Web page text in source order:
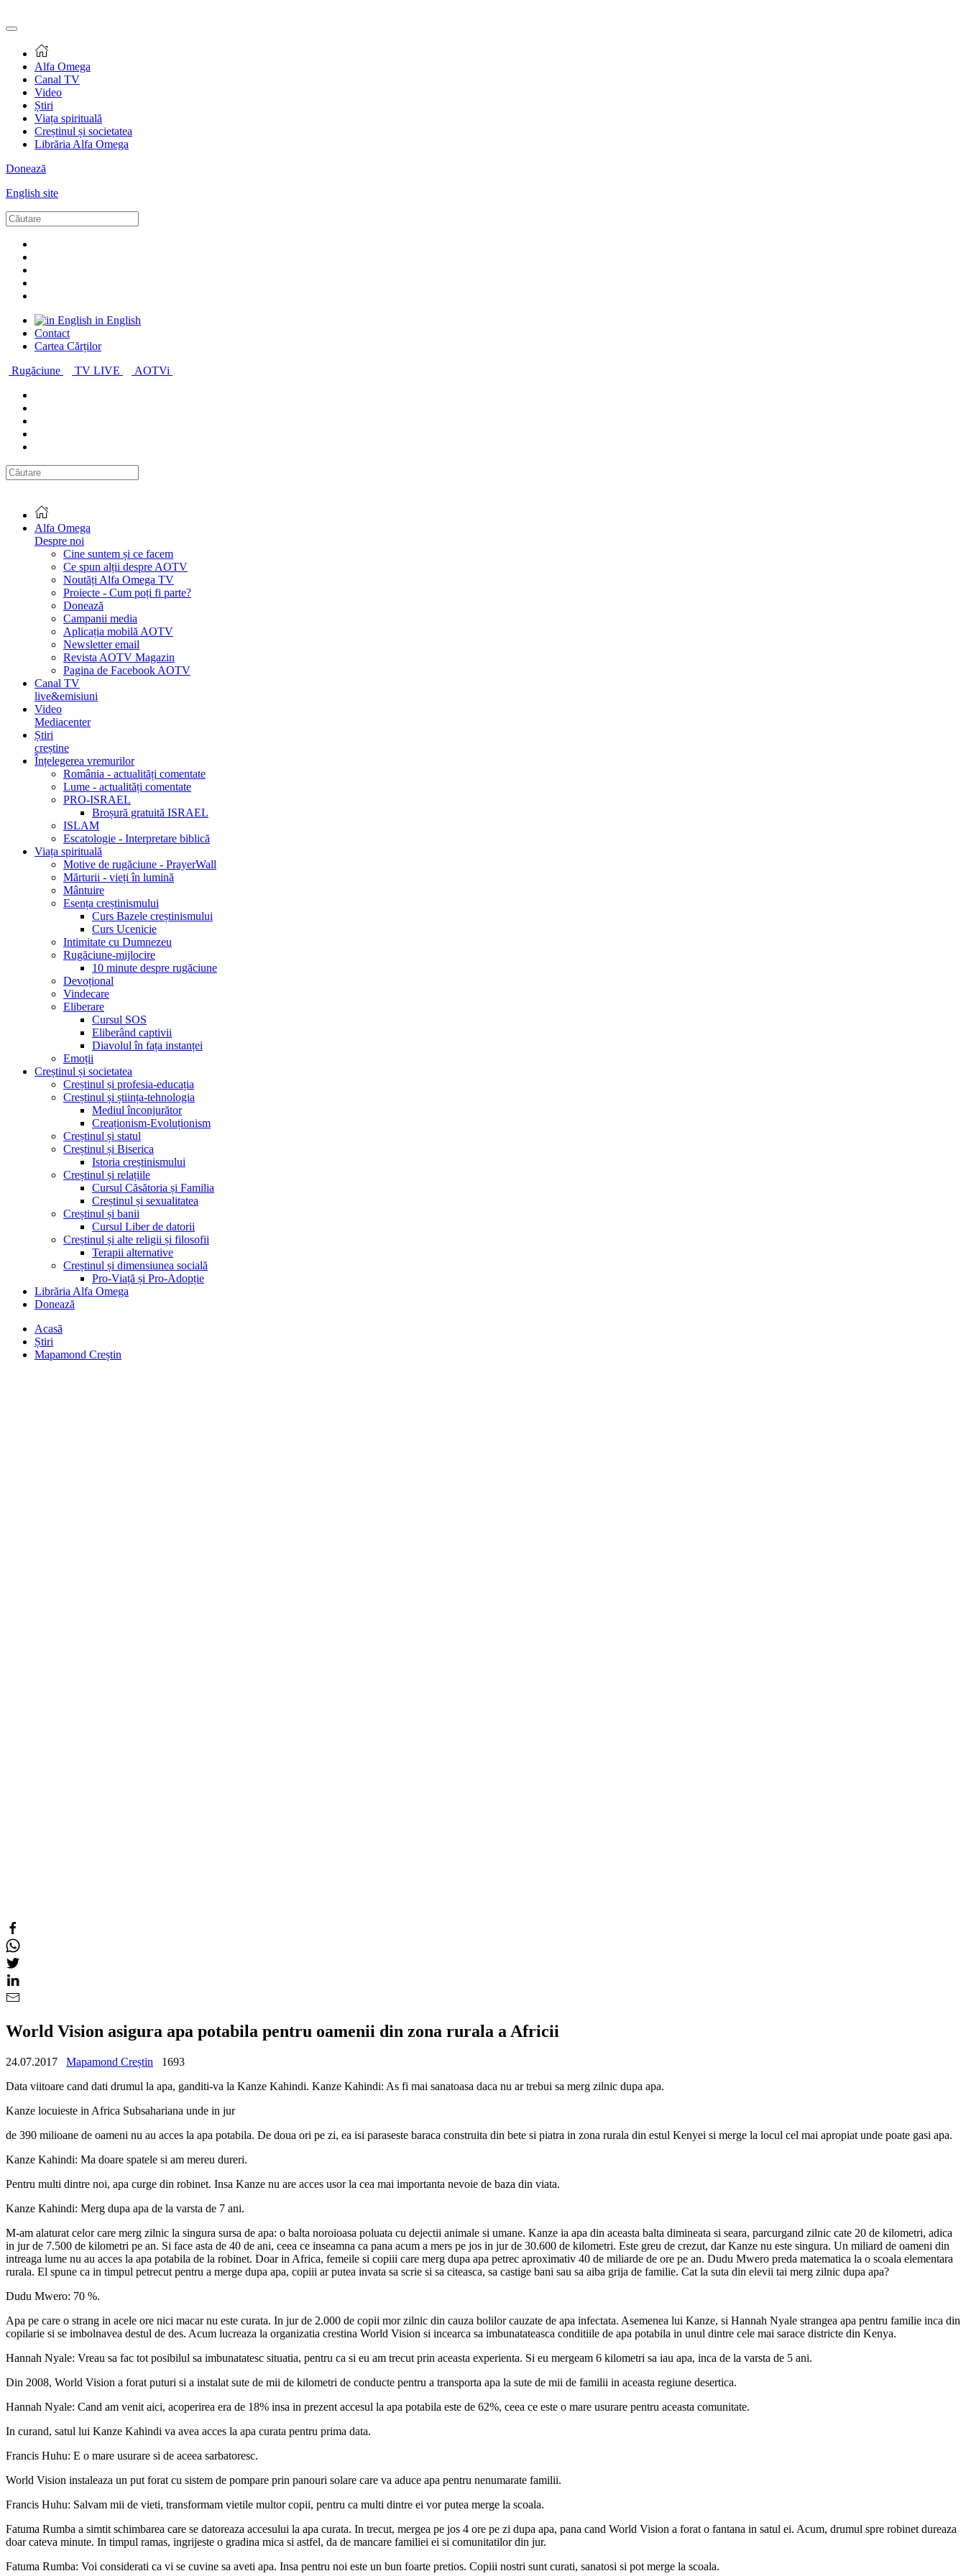
Alfa Omega
Canal TV
Video
Știri
Viața spirituală
Creștinul și societatea
Librăria Alfa Omega
Donează
English site
in English
Contact
Cartea Cărților
Rugăciune
TV LIVE AOTVi
Alfa Omega
Despre noi
Cine suntem și ce facem
Ce spun alții despre AOTV
Noutăți Alfa Omega TV
Proiecte - Cum poți fi parte?
Donează
Campanii media
Aplicația mobilă AOTV
Newsletter email
Revista AOTV Magazin
Pagina de Facebook AOTV
Canal TV
live&emisiuni
Video
Mediacenter
Știri
creștine
Înțelegerea vremurilor
România - actualități comentate
Lume - actualități comentate
PRO-ISRAEL
Broșură gratuită ISRAEL
ISLAM
Escatologie - Interpretare biblică
Viața spirituală
Motive de rugăciune - PrayerWall
Mărturii - vieți în lumină
Mântuire
Esența creștinismului
Curs Bazele creștinismului
Curs Ucenicie
Intimitate cu Dumnezeu
Rugăciune-mijlocire
10 minute despre rugăciune
Devoțional
Vindecare
Eliberare
Cursul SOS
Eliberând captivii
Diavolul în fața instanței
Emoții
Creștinul și societatea
Creștinul și profesia-educația
Creștinul și știința-tehnologia
Mediul înconjurător
Creaționism-Evoluționism
Creștinul și statul
Creștinul și Biserica
Istoria creștinismului
Creștinul și relațiile
Cursul Căsătoria și Familia
Creștinul și sexualitatea
Creștinul și banii
Cursul Liber de datorii
Creștinul și alte religii și filosofii
Terapii alternative
Creștinul și dimensiunea socială
Pro-Viață și Pro-Adopție
Librăria Alfa Omega
Donează
Acasă
Știri
Mapamond Creștin
World Vision asigura apa potabila pentru oamenii din zona rurala a Africii
24.07.2017 Mapamond Creștin
1693
Data viitoare cand dati drumul la apa, ganditi-va la Kanze Kahindi. Kanze Kahindi: As fi mai sanatoasa daca nu ar trebui sa merg zilnic dupa apa.
Kanze locuieste in Africa Subsahariana unde in jur
de 390 milioane de oameni nu au acces la apa potabila. De doua ori pe zi, ea isi paraseste baraca construita din bete si piatra in zona rurala din estul Kenyei si merge la locul cel mai apropiat unde poate gasi apa.
Kanze Kahindi: Ma doare spatele si am mereu dureri.
Pentru multi dintre noi, apa curge din robinet. Insa Kanze nu are acces usor la cea mai importanta nevoie de baza din viata.
Kanze Kahindi: Merg dupa apa de la varsta de 7 ani.
M-am alaturat celor care merg zilnic la singura sursa de apa: o balta noroioasa poluata cu dejectii animale si umane. Kanze ia apa din aceasta balta dimineata si seara, parcurgand zilnic cate 20 de kilometri, adica
in jur de 7.500 de kilometri pe an. Si face asta de 40 de ani, ceea ce inseamna ca pana acum a mers pe jos in jur de 30.600 de kilometri. Este greu de crezut, dar Kanze nu este singura. Un miliard de oameni din
intreaga lume nu au acces la apa potabila de la robinet. Doar in Africa, femeile si copiii care merg dupa apa petrec aproximativ 40 de miliarde de ore pe an. Dudu Mwero preda matematica la o scoala elementara
rurala. El spune ca in timpul petrecut pentru a merge dupa apa, copiii ar putea invata sa scrie si sa citeasca, sa castige bani sau sa aiba grija de familie. Cat la suta din elevii tai merg zilnic dupa apa?
Dudu Mwero: 70 %.
Apa pe care o strang in acele ore nici macar nu este curata. In jur de 2.000 de copii mor zilnic din cauza bolilor cauzate de apa infectata. Asemenea lui Kanze, si Hannah Nyale strangea apa pentru familie inca din
copilarie si se imbolnavea destul de des. Acum lucreaza la organizatia crestina World Vision si incearca sa imbunatateasca conditiile de apa potabila in unul dintre cele mai sarace districte din Kenya.
Hannah Nyale: Vreau sa fac tot posibilul sa imbunatatesc situatia, pentru ca si eu am trecut prin aceasta experienta. Si eu mergeam 6 kilometri sa iau apa, inca de la varsta de 5 ani.
Din 2008, World Vision a forat puturi si a instalat sute de mii de kilometri de conducte pentru a transporta apa la sute de mii de familii in aceasta regiune desertica.
Hannah Nyale: Cand am venit aici, acoperirea era de 18% insa in prezent accesul la apa potabila este de 62%, ceea ce este o mare usurare pentru aceasta comunitate.
In curand, satul lui Kanze Kahindi va avea acces la apa curata pentru prima data.
Francis Huhu: E o mare usurare si de aceea sarbatoresc.
World Vision instaleaza un put forat cu sistem de pompare prin panouri solare care va aduce apa pentru nenumarate familii.
Francis Huhu: Salvam mii de vieti, transformam vietile multor copii, pentru ca multi dintre ei vor putea merge la scoala.
Fatuma Rumba a simtit schimbarea care se datoreaza accesului la apa curata. In trecut, mergea pe jos 4 ore pe zi dupa apa, pana cand World Vision a forat o fantana in satul ei. Acum, drumul spre robinet dureaza
doar cateva minute. In timpul ramas, ingrijeste o gradina mica si astfel, da de mancare familiei ei si comunitatilor din jur.
Fatuma Rumba: Voi considerati ca vi se cuvine sa aveti apa. Insa pentru noi este un bun foarte pretios. Copiii nostri sunt curati, sanatosi si pot merge la scoala.